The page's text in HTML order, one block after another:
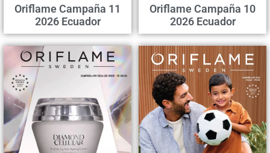
Oriflame Campaña 11
2026 Ecuador
Oriflame Campaña 10
2026 Ecuador